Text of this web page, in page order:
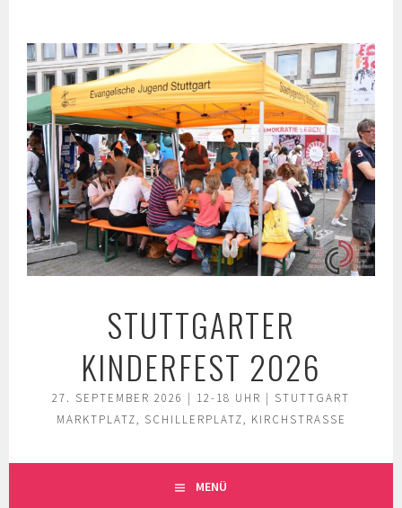
Inhalt
STUTTGARTER
KINDERFEST 2026
27. SEPTEMBER 2026 | 12-18 UHR | STUTTGART
MARKTPLATZ, SCHILLERPLATZ, KIRCHSTRASSE
MENÜ